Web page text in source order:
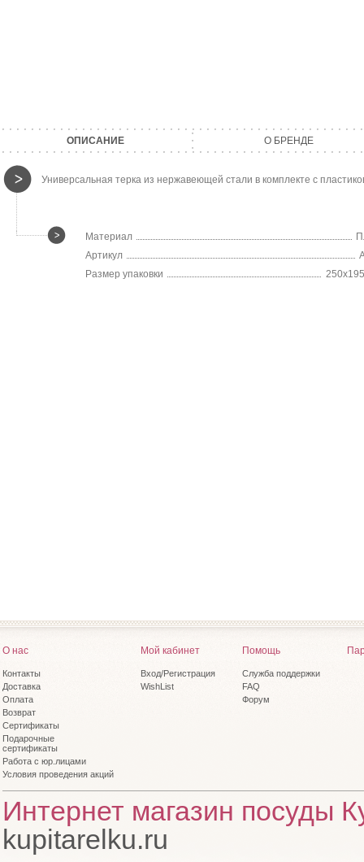
ОПИСАНИЕ О БРЕНДЕ
Универсальная терка из нержавеющей стали в комплекте с
Материал
Артикул
Размер упаковки
О нас
Контакты
Доставка
Оплата
Возврат
Сертификаты
Подарочные
сертификаты
Работа с юр.лицами
Условия проведения акций
Мой кабинет
Вход/Регистрация
WishList
Помощь
Служба поддержки
FAQ
Форум
Интернет магазин посуды
kupitarelku.ru